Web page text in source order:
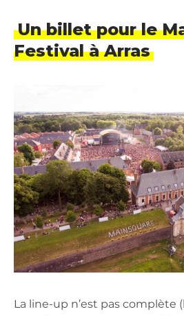
Un billet pour le
Festival à Arras
La line-up n’est pas complète